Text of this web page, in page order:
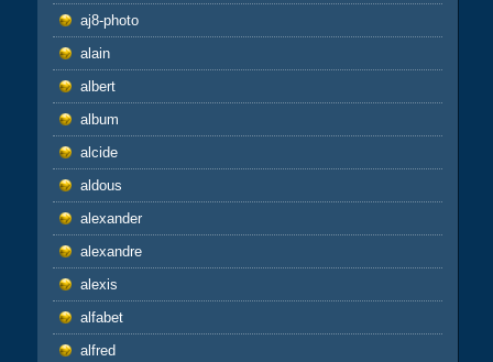
aj8-photo
alain
albert
album
alcide
aldous
alexander
alexandre
alexis
alfabet
alfred